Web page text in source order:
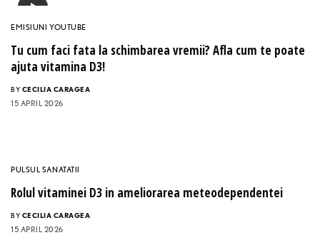
EMISIUNI YOUTUBE
Tu cum faci fata la schimbarea vremii? Afla cum te poate
ajuta vitamina D3!
BY CECILIA CARAGEA
15 APRIL 2026
PULSUL SANATATII
Rolul vitaminei D3 in ameliorarea meteodependentei
BY CECILIA CARAGEA
15 APRIL 2026